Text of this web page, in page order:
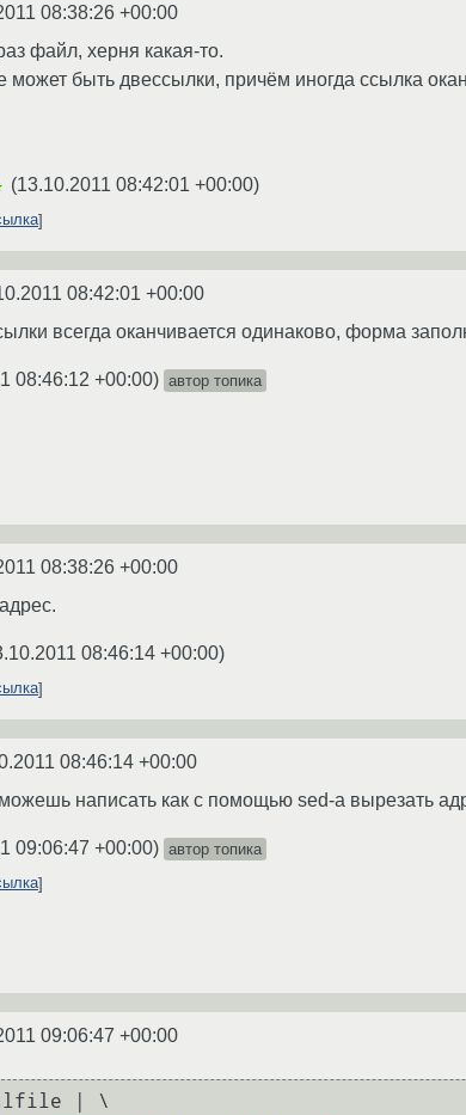
08:38:26 +00:00
файл, херня какая-то.
может быть двессылки, причём иногда ссылка
(13.10.2011 08:42:01 +00:00)
08:42:01 +00:00
всегда оканчивается одинаково, форма
08:46:12 +00:00) автор топика
08:38:26 +00:00
08:46:14 +00:00)
08:46:14 +00:00
написать как с помощью sed-а вырезать
09:06:47 +00:00) автор топика
09:06:47 +00:00
| \